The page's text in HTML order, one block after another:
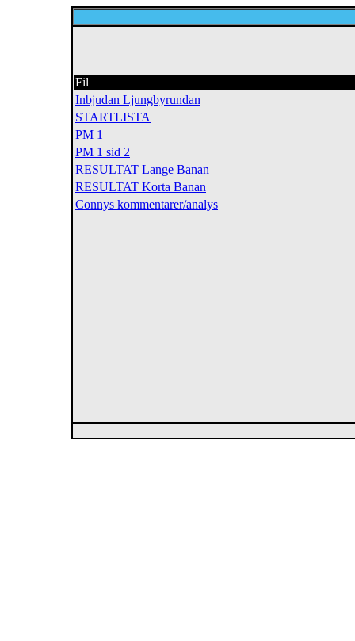
Fil
Inbjudan Ljungbyrundan
STARTLISTA
PM 1
PM 1 sid 2
RESULTAT Lange Banan
RESULTAT Korta Banan
Connys kommentarer/analys